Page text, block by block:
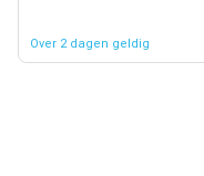
Over 2 dagen geldig